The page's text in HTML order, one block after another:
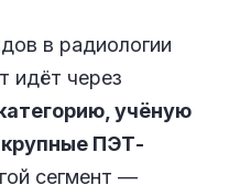
в радиологии
идёт через
учёную
крупные ПЭТ-
сегмент —